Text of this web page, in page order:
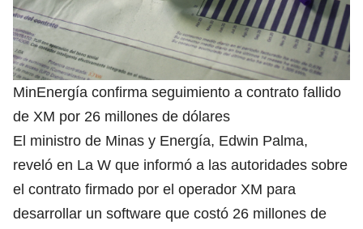
MinEnergía confirma seguimiento a contrato fallido
de XM por 26 millones de dólares
El ministro de Minas y Energía, Edwin Palma,
reveló en La W que informó a las autoridades sobre
el contrato firmado por el operador XM para
desarrollar un software que costó 26 millones de